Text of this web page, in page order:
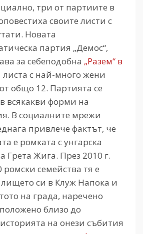
три от партиите в
своите листи с
Новата
партия „Демос“,
за себеподобна „Разем“ в
листа с най-много жени
общо 12. Партията се
всякакви форми на
В социалните мрежи
привлече фактът, че
е ромката с унгарска
Жига. През 2010 г.
ромски семейства тя е
си в Клуж Напока и
на града, наречено
близо до
на онези събития